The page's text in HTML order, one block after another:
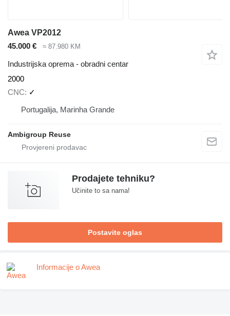
Awea VP2012
45.000 €
≈ 87.980 KM
Industrijska oprema - obradni centar
2000
CNC
✓
Portugalija, Marinha Grande
Ambigroup Reuse
Prodajete tehniku?
Učinite to sa nama!
Postavite oglas
Informacije o Awea